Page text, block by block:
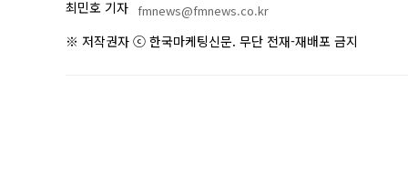
최민호 기자 fmnews@fmnews.co.kr
※ 저작권자 ⓒ 한국마케팅신문. 무단 전재-재배포 금지